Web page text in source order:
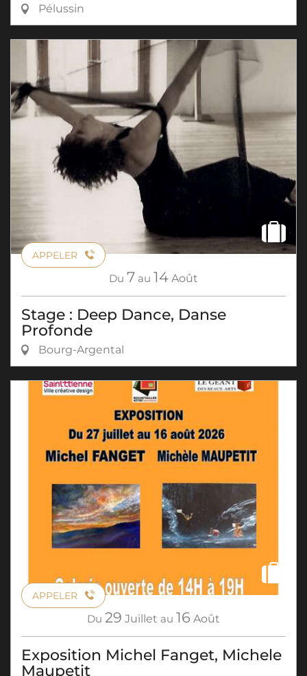
Pélussin
APPELER
Du 7 au 14 Août
Stage : Deep Dance, Danse
Profonde
Bourg-Argental
APPELER
Du 29 Juillet au 16 Août
Exposition Michel Fanget, Michele
Maupetit